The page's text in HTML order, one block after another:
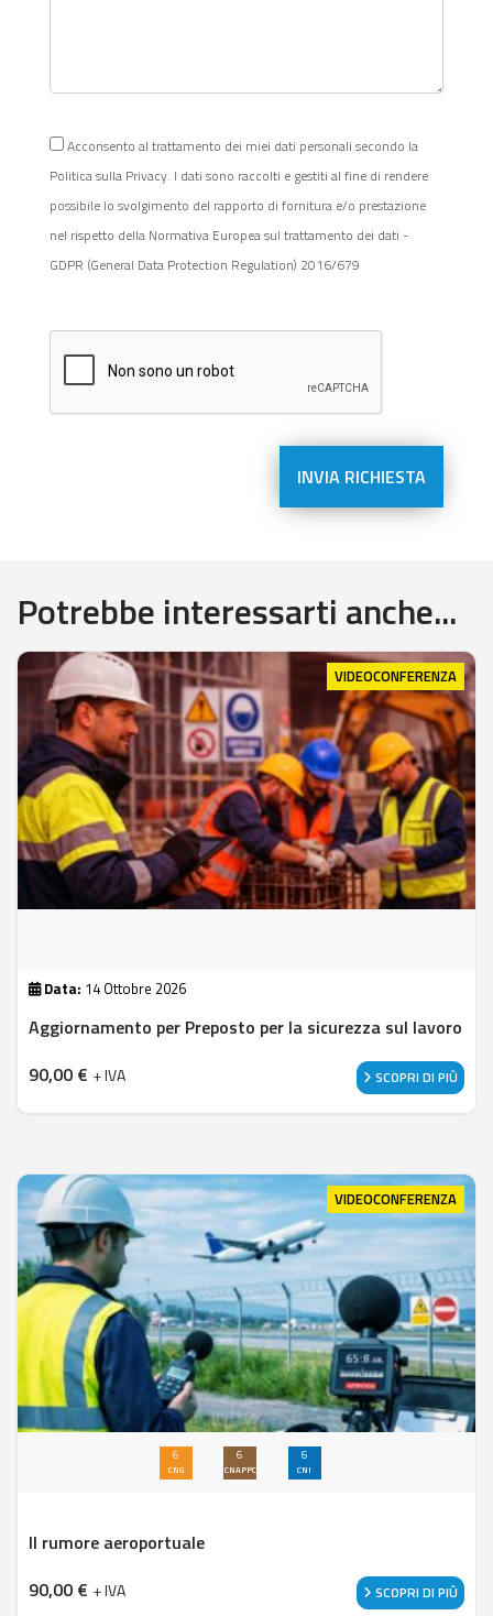
Acconsento al trattamento dei miei dati personali secondo la
Politica sulla Privacy. I dati sono raccolti e gestiti al fine di rendere
possibile lo svolgimento del rapporto di fornitura e/o prestazione
nel rispetto della Normativa Europea sul trattamento dei dati -
GDPR (General Data Protection Regulation) 2016/679
Potrebbe interessarti anche...
VIDEOCONFERENZA
Data: 14 Ottobre 2026
Aggiornamento per Preposto per la sicurezza sul lavoro
90,00 € + IVA SCOPRI DI PIÙ
VIDEOCONFERENZA
6
CNG
6
CNAPPC
6
CNI
Il rumore aeroportuale
90,00 € + IVA SCOPRI DI PIÙ